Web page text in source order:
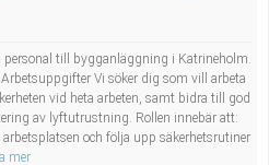
Socialpedagog
personal till bygganläggning i Katrineholm.
Vi söker dig som vill arbeta
vid heta arbeten, samt bidra till god
av lyftutrustning. Rollen innebär att:
och följa upp säkerhetsrutiner
mer